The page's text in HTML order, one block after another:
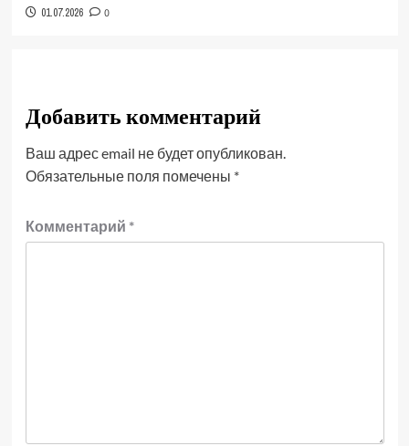
01.07.2026 0
Добавить комментарий
Ваш адрес email не будет опубликован.
Обязательные поля помечены *
Комментарий *